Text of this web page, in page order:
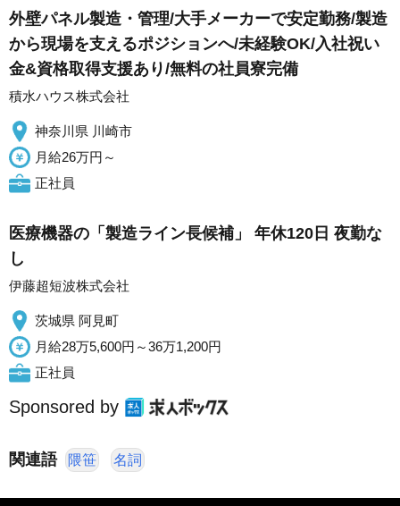
外壁パネル製造・管理/大手メーカーで安定勤務/製造
から現場を支えるポジションへ/未経験OK/入社祝い
金&資格取得支援あり/無料の社員寮完備
積水ハウス株式会社
神奈川県 川崎市
月給26万円～
正社員
医療機器の「製造ライン長候補」 年休120日 夜勤な
し
伊藤超短波株式会社
茨城県 阿見町
月給28万5,600円～36万1,200円
正社員
Sponsored by
関連語 隈笹 名詞